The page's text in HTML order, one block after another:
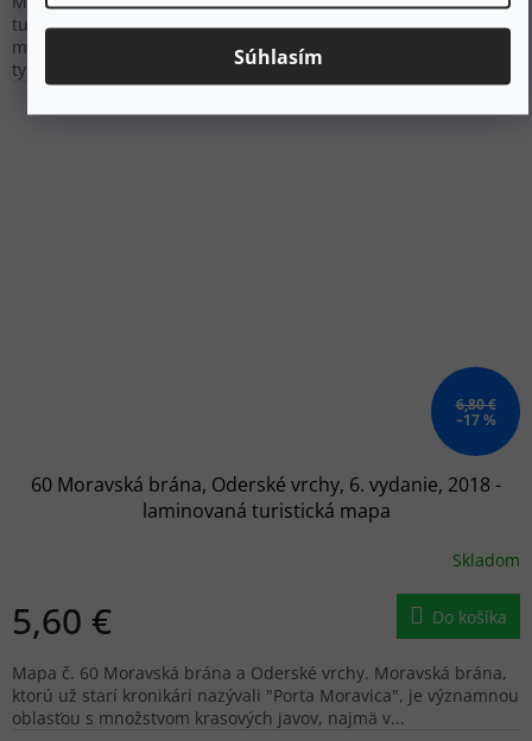
Súhlasím
turistická oblasť Ostravy dnes ponúka zaujímavé využitie
množstva unikátnych priemyselných a technických pamiatok
typických...
6,80 €
–17 %
60 Moravská brána, Oderské vrchy, 6. vydanie, 2018 -
laminovaná turistická mapa
Skladom
5,60 € Do košíka
Mapa č. 60 Moravská brána a Oderské vrchy. Moravská brána,
ktorú už starí kronikári nazývali "Porta Moravica", je významnou
oblasťou s množstvom krasových javov, najmä v...